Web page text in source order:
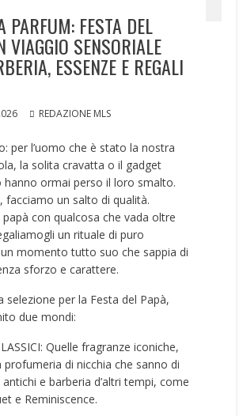
BARBERIA, ESSENZE E REGALI UNICI
PARFUM: FESTA DEL
VIAGGIO SENSORIALE
ESSENZE E REGALI
REDAZIONE MLS
per l’uomo che è stato la nostra
la solita cravatta o il gadget
hanno ormai perso il loro smalto.
facciamo un salto di qualità.
con qualcosa che vada oltre
un rituale di puro
momento tutto suo che sappia di
sforzo e carattere.
selezione per la Festa del Papà,
due mondi:
Quelle fragranze iconiche,
profumeria di nicchia che sanno di
e barberia d’altri tempi, come
e Reminiscence.